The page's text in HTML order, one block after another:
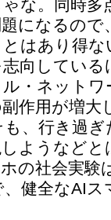
な。同時多
になるの
はあり得
向してい
・ネット
作用が増大
、行き過
ようなど
の社会実験
健全なAI